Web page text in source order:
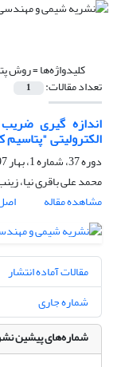
کلیدواژه‌ها =روش
تعداد مقالات: 1
الکترولیتی
دوره 37، شماره 1، بهار 1397، صفحه
محمد علی باقری نیا،
مشاهده مقاله
مقالات آماده انتشار
شماره جاری
شماره‌های پیشین